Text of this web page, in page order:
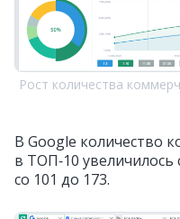
Рост количества
В Google количество
в ТОП‑10
со 101 до 173.